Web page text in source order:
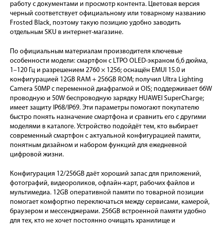
работу с документами и просмотр контента. Цветовая версия
черный соответствует официальному или товарному названию
Frosted Black, поэтому такую позицию удобно заводить
отдельным SKU в интернет-магазине.
По официальным материалам производителя ключевые
особенности модели: смартфон с LTPO OLED-экраном 6,6 дюйма,
1–120 Гц и разрешением 2760 × 1256; оснащён EMUI 15.0 и
конфигурацией 12GB RAM + 256GB ROM; получил Ultra Lighting
Camera 50MP с переменной диафрагмой и OIS; поддерживает 66W
проводную и 50W беспроводную зарядку HUAWEI SuperCharge;
имеет защиту IP68/IP69. Эти параметры помогают покупателю
быстро понять назначение смартфона и сравнить его с другими
моделями в каталоге. Устройство подойдёт тем, кто выбирает
современный смартфон с актуальной конфигурацией памяти,
понятным дизайном и набором функций для ежедневной
цифровой жизни.
Конфигурация 12/256GB даёт хороший запас для приложений,
фотографий, видеороликов, офлайн-карт, рабочих файлов и
мультимедиа. 12GB оперативной памяти по товарной позиции
помогает комфортно переключаться между сервисами, камерой,
браузером и мессенджерами. 256GB встроенной памяти удобно
для тех, кто не хочет постоянно очищать хранилище и